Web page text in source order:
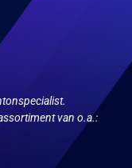
van o.a.: